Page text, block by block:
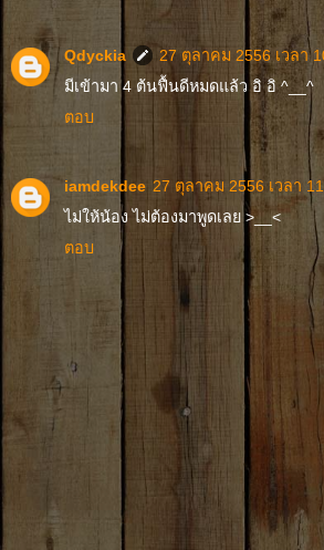
Qdyckia
27 ตุลาคม 2556 เวลา
มีเข้ามา 4 ต้นฟื้นดีหมดแล้ว อิ อิ ^__^
ตอบ
iamdekdee 27 ตุลาคม 2556 เวลา
ไม่ให้น้อง ไม่ต้องมาพูดเลย >__<
ตอบ